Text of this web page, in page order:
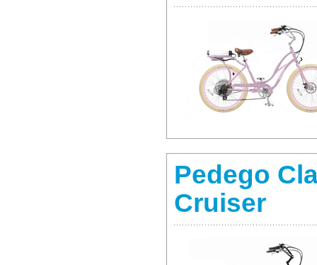
Pedego
Cruiser